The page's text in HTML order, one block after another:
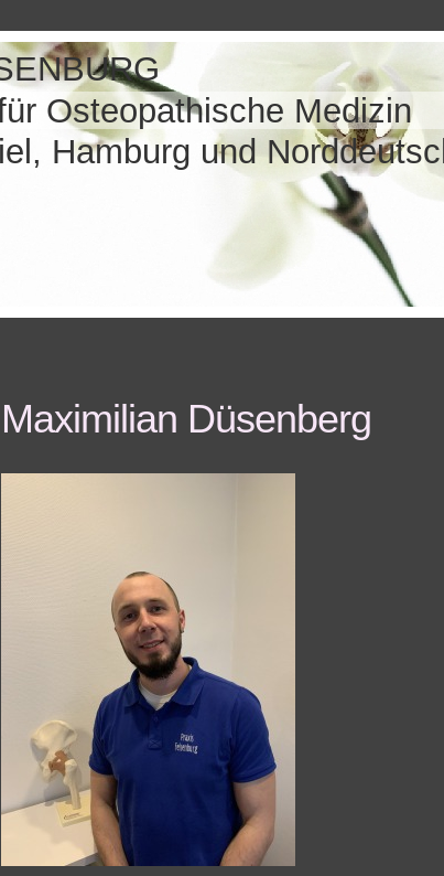
Medizin
Hamburg und
Maximilian Düsenberg